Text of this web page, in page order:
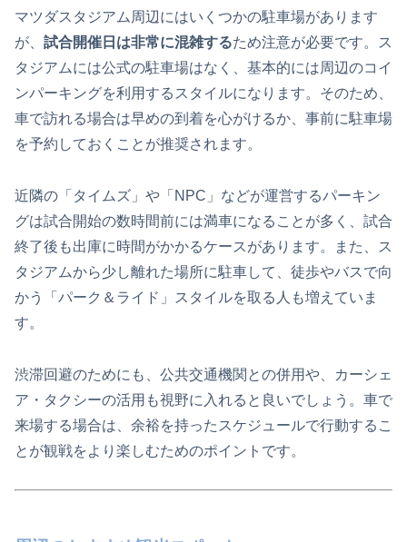
マツダスタジアム周辺にはいくつかの駐車場があります
が、 試合開催日は非常に混雑するため注意が必要です。ス
タジアムには公式の駐車場はなく、基本的には周辺のコイ
ンパーキングを利用するスタイルになります。そのため、
車で訪れる場合は早めの到着を心がけるか、事前に駐車場
を予約しておくことが推奨されます。
近隣の「タイムズ」や「NPC」などが運営するパーキン
グは試合開始の数時間前には満車になることが多く、試合
終了後も出庫に時間がかかるケースがあります。また、ス
タジアムから少し離れた場所に駐車して、徒歩やバスで向
かう「パーク＆ライド」スタイルを取る人も増えていま
す。
渋滞回避のためにも、公共交通機関との併用や、カーシェ
ア・タクシーの活用も視野に入れると良いでしょう。車で
来場する場合は、余裕を持ったスケジュールで行動するこ
とが観戦をより楽しむためのポイントです。